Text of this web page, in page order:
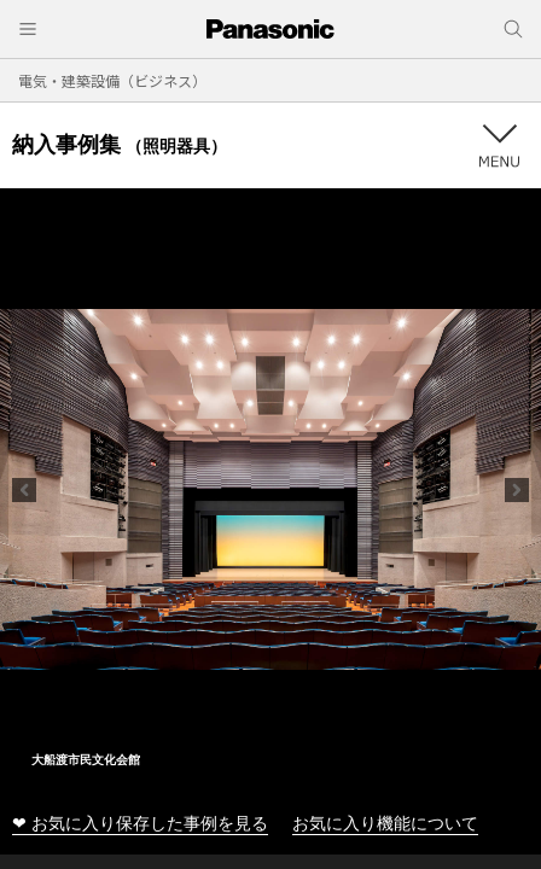
電気・建築設備（ビジネス）
納入事例集 （照明器具）
大船渡市民文化会館
❤ お気に入り保存した事例を見る お気に入り機能について